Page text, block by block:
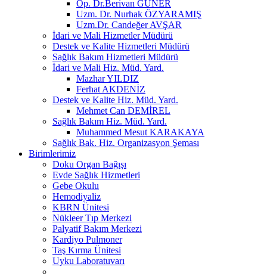
Op. Dr.Berivan GÜNER
Uzm. Dr. Nurhak ÖZYARAMIŞ
Uzm.Dr. Candeğer AVŞAR
İdari ve Mali Hizmetler Müdürü
Destek ve Kalite Hizmetleri Müdürü
Sağlık Bakım Hizmetleri Müdürü
İdari ve Mali Hiz. Müd. Yard.
Mazhar YILDIZ
Ferhat AKDENİZ
Destek ve Kalite Hiz. Müd. Yard.
Mehmet Can DEMİREL
Sağlık Bakım Hiz. Müd. Yard.
Muhammed Mesut KARAKAYA
Sağlık Bak. Hiz. Organizasyon Şeması
Birimlerimiz
Doku Organ Bağışı
Evde Sağlık Hizmetleri
Gebe Okulu
Hemodiyaliz
KBRN Ünitesi
Nükleer Tıp Merkezi
Palyatif Bakım Merkezi
Kardiyo Pulmoner
Taş Kırma Ünitesi
Uyku Laboratuvarı